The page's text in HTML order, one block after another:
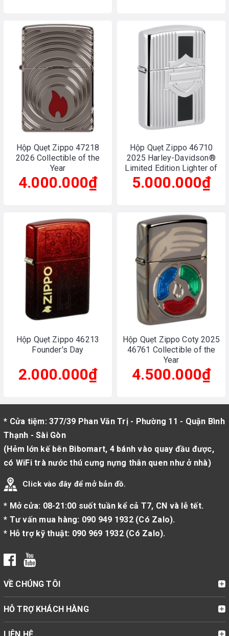
Hộp Quẹt Zippo 47218
2026 Collectible of the
Year
4.000.000₫
Hộp Quẹt Zippo 46710
2025 Harley-Davidson®
Limited Edition Lighter of
the Year
5.000.000₫
Hộp Quẹt Zippo 46213
Founder's Day
2.000.000₫
Hộp Quẹt Zippo Coty 2025
46761 Collectible of the
Year
4.500.000₫
* Cửa tiệm: 377/39 Phan Văn Trị - Phường 11 - Quận Bình
Thạnh - Sài Gòn
(Hẻm lớn kế bên Bibomart, 4 bánh vào quay đầu được,
có WiFi trà nước thú cưng nựng thân quen như ở nhà)
Click vào đây để mở bản đồ.
* Mở cửa: 08-21:00 suốt tuần kể cả T7, CN và lễ tết.
* Tư vấn mua hàng: 090 949 1932(Có Zalo).
* Hỗ trợ kỹ thuật: 090 969 1932(Có Zalo).
VỀ CHÚNG TÔI
HỖ TRỢ KHÁCH HÀNG
LIÊN HỆ